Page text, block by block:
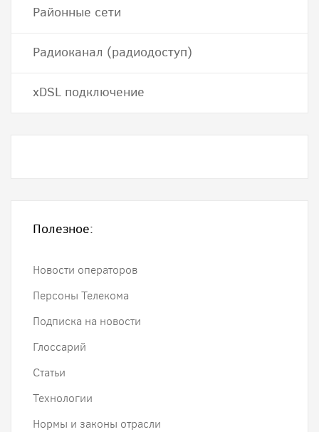
Районные сети
Радиоканал (радиодоступ)
хDSL подключение
Полезное:
Новости операторов
Персоны Телекома
Подписка на новости
Глоссарий
Статьи
Технологии
Нормы и законы отрасли